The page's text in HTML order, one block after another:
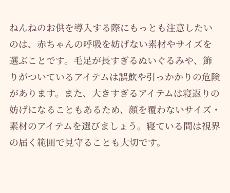
ねんねのお供を導入する際にもっとも注意したい
のは、赤ちゃんの呼吸を妨げない素材やサイズを
選ぶことです。毛足が長すぎるぬいぐるみや、飾
りがついているアイテムは誤飲や引っかかりの危険
があります。また、大きすぎるアイテムは寝返りの
妨げになることもあるため、顔を覆わないサイズ・
素材のアイテムを選びましょう。寝ている間は視界
の届く範囲で見守ることも大切です。